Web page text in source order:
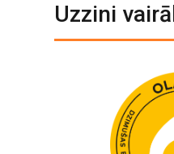
Uzzini